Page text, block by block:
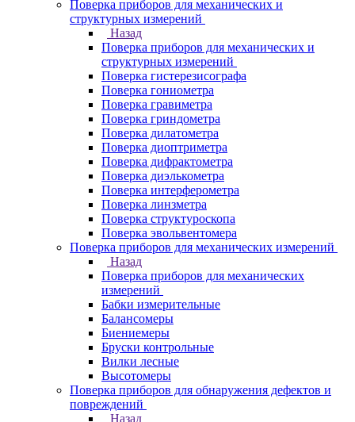
Поверка приборов для механических и
структурных измерений
Назад
Поверка приборов для механических и
структурных измерений
Поверка гистерезисографа
Поверка гониометра
Поверка гравиметра
Поверка гриндометра
Поверка дилатометра
Поверка диоптриметра
Поверка дифрактометра
Поверка диэлькометра
Поверка интерферометра
Поверка линзметра
Поверка структуроскопа
Поверка эвольвентомера
Поверка приборов для механических измерений
Назад
Поверка приборов для механических
измерений
Бабки измерительные
Балансомеры
Биениемеры
Бруски контрольные
Вилки лесные
Высотомеры
Поверка приборов для обнаружения дефектов и
повреждений
Назад